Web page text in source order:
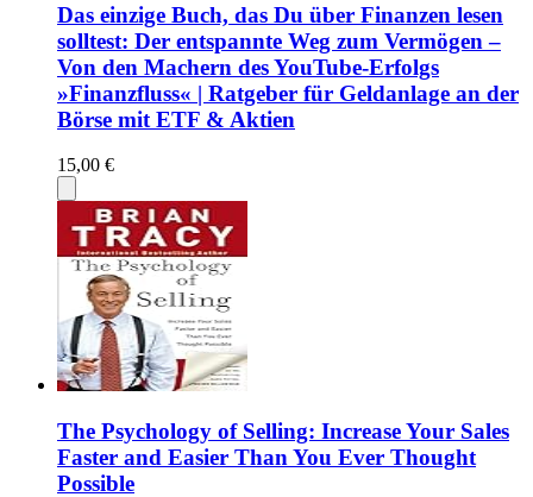
Das einzige Buch, das Du über Finanzen lesen
solltest: Der entspannte Weg zum Vermögen –
Von den Machern des YouTube-Erfolgs
»Finanzfluss« | Ratgeber für Geldanlage an der
Börse mit ETF & Aktien
15,00 €
The Psychology of Selling: Increase Your Sales
Faster and Easier Than You Ever Thought
Possible